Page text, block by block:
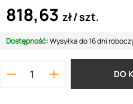
818,63 zł szt.
Dostępność:Wysyłka do 16 dni
DO